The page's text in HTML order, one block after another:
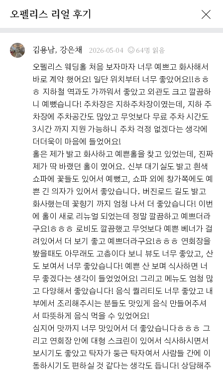
오펠리스 리얼 후기
김용남, 강은채 2026-05-04 64명 읽음
오펠리스 웨딩홀 처음 보자마자 너무 예쁘고 화사해서
바로 계약 했어요! 일단 위치부터 너무 좋았어요!!ㅎㅎ
ㅎ 지하철 역과도 가까워서 좋았고 외관도 크고 깔끔하
니 예뻤습니다! 주차장은 지하주차장이였는데, 지하 주
차장에 주차공간도 많았고 무엇보다 무료 주차 시간도
3시간 까지 지원 가능하니 주차 걱정 없겠다는 생각에
더더욱이 마음에 들었어요!
홀은 제가 밝고 화사하고 예쁜홀을 찾고 있었는데, 진짜
제가 딱 바랬던 홀이 였어요. 신부 대기실도 밝고 흰색
쇼파에 꽃들도 있어서 예뻤고, 쇼파 외에 창가쪽에도 예
쁜 긴 의자가 있어서 좋았습니다. 버진로드 길도 밝고
화사했는데 꽃향기 까지 엄청 나서 더 좋았습니다! 이번
에 홀이 새로 리뉴얼 되었는데 정말 깔끔하고 예쁘더라
구요!ㅎㅎㅎ 로비도 깔끔했고 무엇보다 예쁜 베너가 걸
려있어서 더 보기 좋고 예쁘더라구요!ㅎㅎㅎ 연회장을
봤을때도 아무래도 고층이다 보니 뷰도 너무 좋았고, 산
도 보여서 너무 좋았습니다! 예쁜 산 보며 식사하면 너
무 좋겠다는 생각이 들었었어요! 그리고 메뉴도 엄청 많
고 다양해서 좋았습니다! 음식 퀄리티도 너무 좋았고 내
부에서 조리해주시는 분들도 맛있게 음식 만들어주셔
서 따뜻하게 음식 먹을 수 있었어요!
심지어 맛까지 너무 맛있어서 더 좋았습니다ㅎㅎㅎ 그
리고 연회장 안에 대형 스크린이 있어서 식사하시면서
보시기도 좋았고 탁자가 둥근 탁자여서 사람들 간에 이
동하시기도 편하실 것 같다는 생각도 듭니다! 상담해주